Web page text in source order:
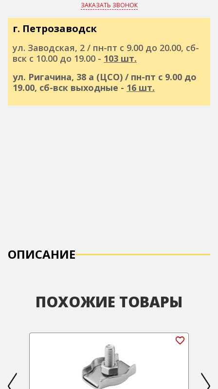
ЗАКАЗАТЬ ЗВОНОК
г. Петрозаводск
ул. Заводская, 2 / пн-пт с 9.00 до 20.00, сб-
вск с 10.00 до 19.00 - 103 шт.
ул. Ригачина, 38 а (ЦСО) / пн-пт с 9.00 до
19.00, сб-вск выходные - 16 шт.
ОПИСАНИЕ
ПОХОЖИЕ ТОВАРЫ